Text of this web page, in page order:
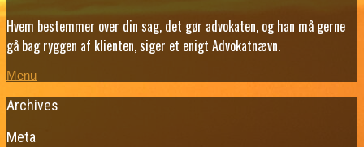
Hvem bestemmer over din sag, det gør advokaten, og han må gerne
gå bag ryggen af klienten, siger et enigt Advokatnævn.
Menu
Archives
Meta